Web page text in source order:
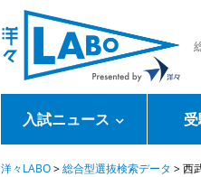
入試ニュース
洋々LABO>総合型選抜検索データ >西